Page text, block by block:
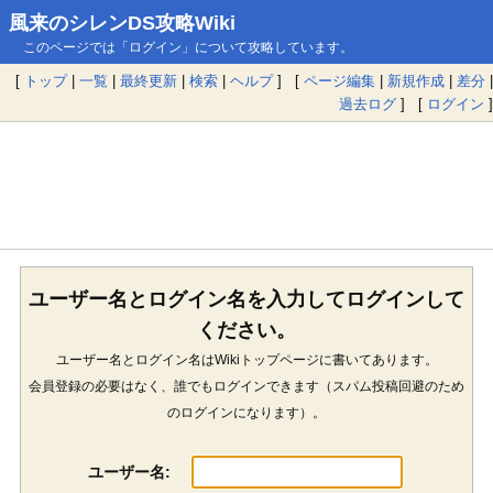
風来のシレンDS攻略Wiki
このページでは「ログイン」について攻略しています。
[ トップ| 一覧 | 最終更新 | 検索 | ヘルプ] [ ページ編集 | 新規作成 | 差分 |
過去ログ ] [ ログイン ]
ユーザー名とログイン名を入力してログインして
ください。
ユーザー名とログイン名はWikiトップページに書いてあります。
会員登録の必要はなく、誰でもログインできます（スパム投稿回避のため
のログインになります）。
ユーザー名: